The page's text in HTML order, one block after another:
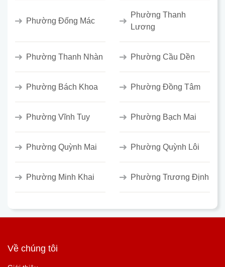
Phường Đống Mác
Phường Thanh
Lương
Phường Thanh Nhàn Phường Cầu Dền
Phường Bách Khoa Phường Đồng Tâm
Phường Vĩnh Tuy Phường Bạch Mai
Phường Quỳnh Mai Phường Quỳnh Lôi
Phường Minh Khai Phường Trương Định
Về chúng tôi